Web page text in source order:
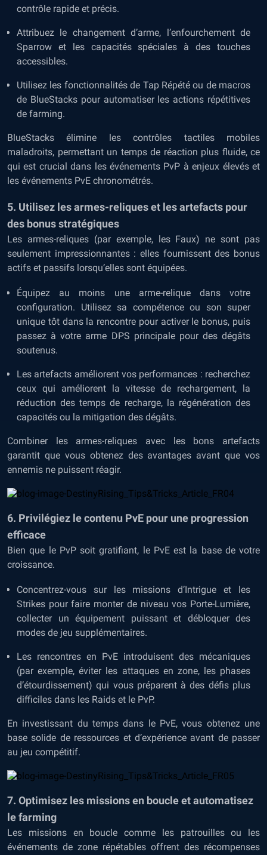
contrôle rapide et précis.
Attribuez le changement d’arme, l’enfourchement de
Sparrow et les capacités spéciales à des touches
accessibles.
Utilisez les fonctionnalités de Tap Répété ou de macros
de BlueStacks pour automatiser les actions répétitives
de farming.
BlueStacks élimine les contrôles tactiles mobiles
maladroits, permettant un temps de réaction plus fluide, ce
qui est crucial dans les événements PvP à enjeux élevés et
les événements PvE chronométrés.
5. Utilisez les armes-reliques et les artefacts pour
des bonus stratégiques
Les armes-reliques (par exemple, les Faux) ne sont pas
seulement impressionnantes : elles fournissent des bonus
actifs et passifs lorsqu’elles sont équipées.
Équipez au moins une arme-relique dans votre
configuration. Utilisez sa compétence ou son super
unique tôt dans la rencontre pour activer le bonus, puis
passez à votre arme DPS principale pour des dégâts
soutenus.
Les artefacts améliorent vos performances : recherchez
ceux qui améliorent la vitesse de rechargement, la
réduction des temps de recharge, la régénération des
capacités ou la mitigation des dégâts.
Combiner les armes-reliques avec les bons artefacts
garantit que vous obtenez des avantages avant que vos
ennemis ne puissent réagir.
6. Privilégiez le contenu PvE pour une progression
efficace
Bien que le PvP soit gratifiant, le PvE est la base de votre
croissance.
Concentrez-vous sur les missions d’Intrigue et les
Strikes pour faire monter de niveau vos Porte-Lumière,
collecter un équipement puissant et débloquer des
modes de jeu supplémentaires.
Les rencontres en PvE introduisent des mécaniques
(par exemple, éviter les attaques en zone, les phases
d’étourdissement) qui vous préparent à des défis plus
difficiles dans les Raids et le PvP.
En investissant du temps dans le PvE, vous obtenez une
base solide de ressources et d’expérience avant de passer
au jeu compétitif.
7. Optimisez les missions en boucle et automatisez
le farming
Les missions en boucle comme les patrouilles ou les
événements de zone répétables offrent des récompenses